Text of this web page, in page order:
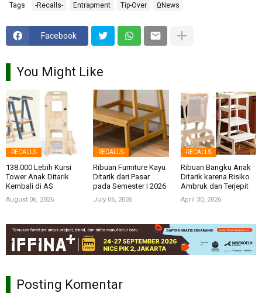
Tags -Recalls- Entrapment Tip-Over ΩNews
Facebook
You Might Like
-RECALLS-
138.000 Lebih Kursi
Tower Anak Ditarik
Kembali di AS
August 06, 2026
-RECALLS-
Ribuan Furniture Kayu
Ditarik dari Pasar
pada Semester I 2026
July 06, 2026
-RECALLS-
Ribuan Bangku Anak
Ditarik karena Risiko
Ambruk dan Terjepit
April 30, 2026
Posting Komentar